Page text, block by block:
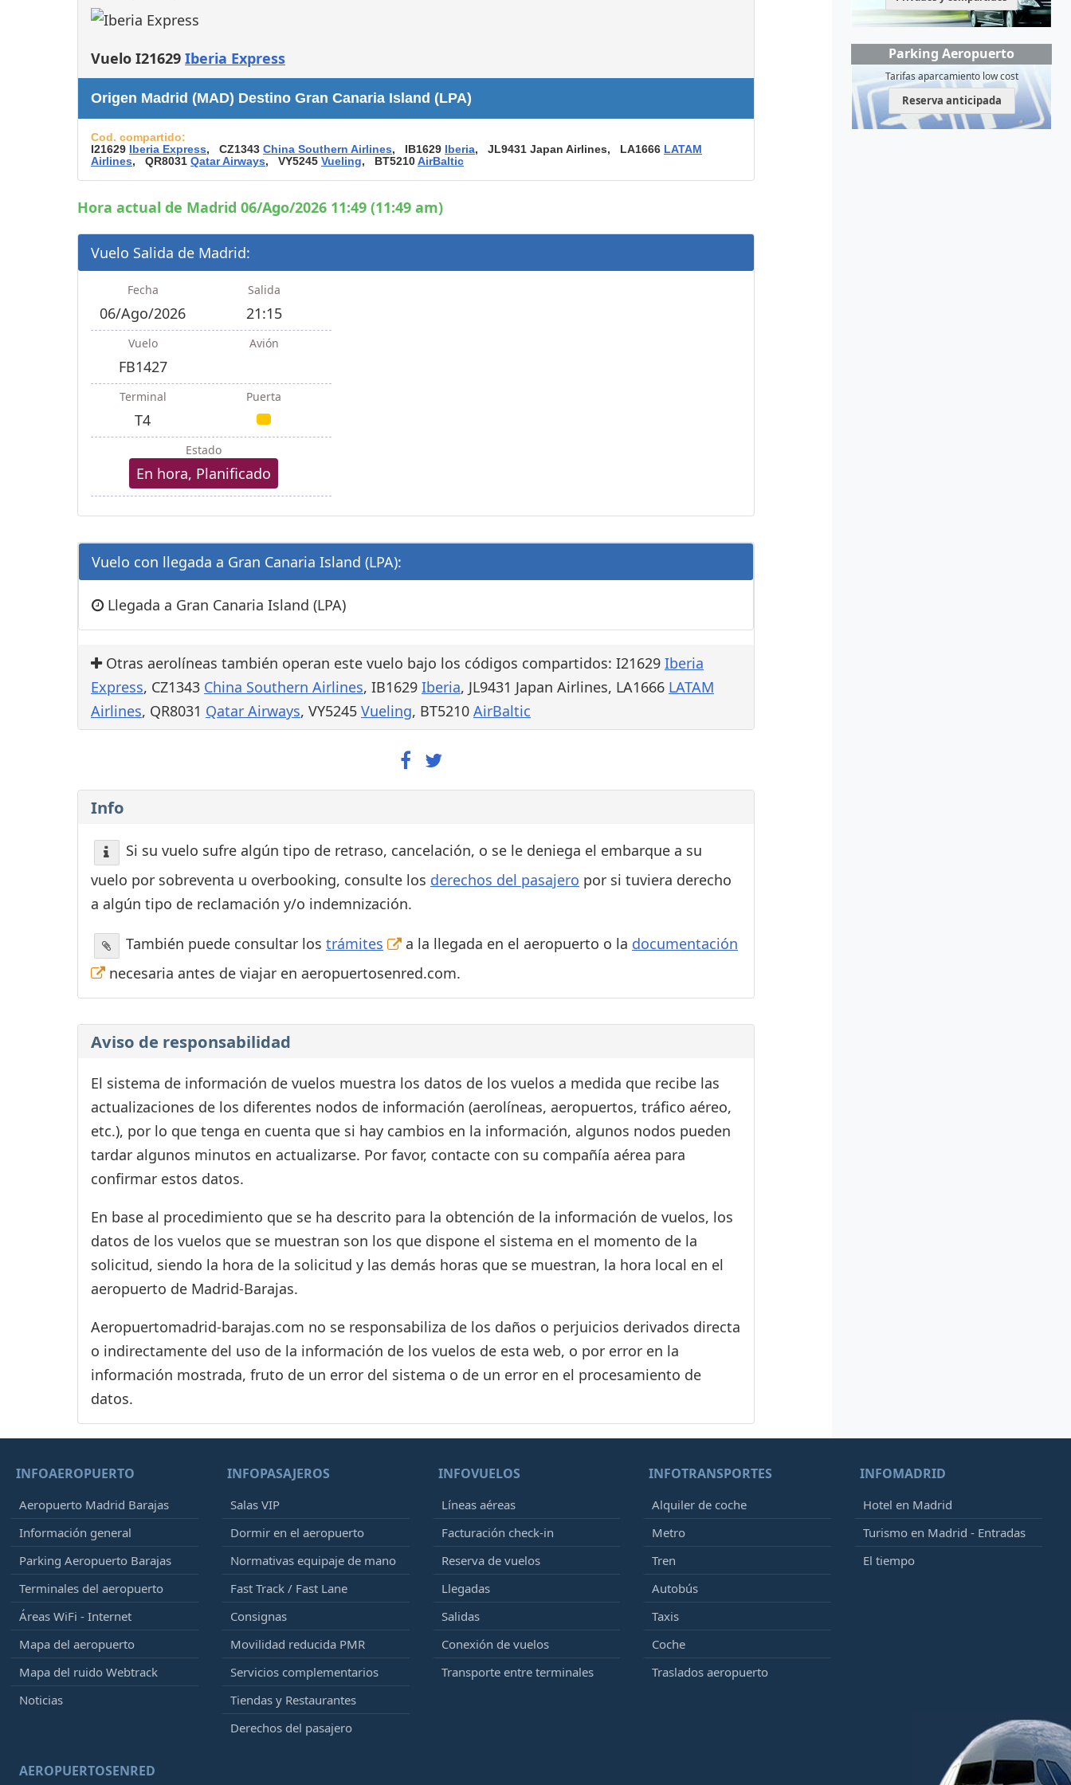
Vuelo I21629 Iberia Express
Origen Madrid (MAD) Destino Gran Canaria Island (LPA)
Cod. compartido:
I21629 Iberia Express, CZ1343 China Southern Airlines, IB1629 Iberia, JL9431 Japan Airlines, LA1666 LATAM
Airlines, QR8031 Qatar Airways, VY5245 Vueling, BT5210AirBaltic
Hora actual de Madrid 06/Ago/2026 11:49 (11:49 am)
Vuelo Salida de Madrid:
Fecha
06/Ago/2026
Salida
21:15
Vuelo
FB1427
Avión
Terminal
T4
Puerta
Estado
En hora, Planificado
Vuelo con llegada a Gran Canaria Island (LPA):
Llegada a Gran Canaria Island (LPA)
Otras aerolíneas también operan este vuelo bajo los códigos compartidos: I21629 Iberia
Express, CZ1343 China Southern Airlines, IB1629 Iberia, JL9431 Japan Airlines, LA1666 LATAM
Airlines, QR8031 Qatar Airways, VY5245 Vueling, BT5210 AirBaltic
Info
Si su vuelo sufre algún tipo de retraso, cancelación, o se le deniega el embarque a su
vuelo por sobreventa u overbooking, consulte los derechos del pasajero por si tuviera derecho
a algún tipo de reclamación y/o indemnización.
También puede consultar los trámites a la llegada en el aeropuerto o la documentación
necesaria antes de viajar en aeropuertosenred.com.
Aviso de responsabilidad
El sistema de información de vuelos muestra los datos de los vuelos a medida que recibe las
actualizaciones de los diferentes nodos de información (aerolíneas, aeropuertos, tráfico aéreo,
etc.), por lo que tenga en cuenta que si hay cambios en la información, algunos nodos pueden
tardar algunos minutos en actualizarse. Por favor, contacte con su compañía aérea para
confirmar estos datos.
En base al procedimiento que se ha descrito para la obtención de la información de vuelos, los
datos de los vuelos que se muestran son los que dispone el sistema en el momento de la
solicitud, siendo la hora de la solicitud y las demás horas que se muestran, la hora local en el
aeropuerto de Madrid-Barajas.
Aeropuertomadrid-barajas.com no se responsabiliza de los daños o perjuicios derivados directa
o indirectamente del uso de la información de los vuelos de esta web, o por error en la
información mostrada, fruto de un error del sistema o de un error en el procesamiento de
datos.
Parking Aeropuerto
Tarifas aparcamiento low cost
Reserva anticipada
INFOAEROPUERTO
Aeropuerto Madrid Barajas
Información general
Parking Aeropuerto Barajas
Terminales del aeropuerto
Áreas WiFi - Internet
Mapa del aeropuerto
Mapa del ruido Webtrack
Noticias
INFOPASAJEROS
Salas VIP
Dormir en el aeropuerto
Normativas equipaje de mano
Fast Track / Fast Lane
Consignas
Movilidad reducida PMR
Servicios complementarios
Tiendas y Restaurantes
Derechos del pasajero
INFOVUELOS
Líneas aéreas
Facturación check-in
Reserva de vuelos
Llegadas
Salidas
Conexión de vuelos
Transporte entre terminales
INFOTRANSPORTES
Alquiler de coche
Metro
Tren
Autobús
Taxis
Coche
Traslados aeropuerto
INFOMADRID
Hotel en Madrid
Turismo en Madrid - Entradas
El tiempo
AEROPUERTOSENRED
Tiendas y Restaurantes